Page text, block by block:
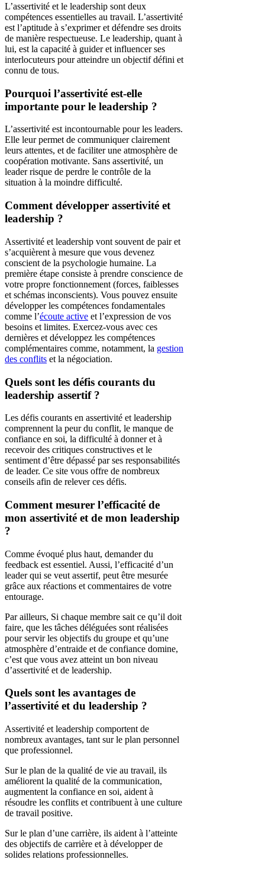
L’assertivité et le leadership sont deux
compétences essentielles au travail. L’assertivité
est l’aptitude à s’exprimer et défendre ses droits
de manière respectueuse. Le leadership, quant à
lui, est la capacité à guider et influencer ses
interlocuteurs pour atteindre un objectif défini et
connu de tous.
Pourquoi l’assertivité est-elle
importante pour le leadership ?
L’assertivité est incontournable pour les leaders.
Elle leur permet de communiquer clairement
leurs attentes, et de faciliter une atmosphère de
coopération motivante. Sans assertivité, un
leader risque de perdre le contrôle de la
situation à la moindre difficulté.
Comment développer assertivité et
leadership ?
Assertivité et leadership vont souvent de pair et
s’acquièrent à mesure que vous devenez
conscient de la psychologie humaine. La
première étape consiste à prendre conscience de
votre propre fonctionnement (forces, faiblesses
et schémas inconscients). Vous pouvez ensuite
développer les compétences fondamentales
comme l’écoute active et l’expression de vos
besoins et limites. Exercez-vous avec ces
dernières et développez les compétences
complémentaires comme, notamment, la gestion
des conflits et la négociation.
Quels sont les défis courants du
leadership assertif ?
Les défis courants en assertivité et leadership
comprennent la peur du conflit, le manque de
confiance en soi, la difficulté à donner et à
recevoir des critiques constructives et le
sentiment d’être dépassé par ses responsabilités
de leader. Ce site vous offre de nombreux
conseils afin de relever ces défis.
Comment mesurer l’efficacité de
mon assertivité et de mon leadership
?
Comme évoqué plus haut, demander du
feedback est essentiel. Aussi, l’efficacité d’un
leader qui se veut assertif, peut être mesurée
grâce aux réactions et commentaires de votre
entourage.
Par ailleurs, Si chaque membre sait ce qu’il doit
faire, que les tâches déléguées sont réalisées
pour servir les objectifs du groupe et qu’une
atmosphère d’entraide et de confiance domine,
c’est que vous avez atteint un bon niveau
d’assertivité et de leadership.
Quels sont les avantages de
l’assertivité et du leadership ?
Assertivité et leadership comportent de
nombreux avantages, tant sur le plan personnel
que professionnel.
Sur le plan de la qualité de vie au travail, ils
améliorent la qualité de la communication,
augmentent la confiance en soi, aident à
résoudre les conflits et contribuent à une culture
de travail positive.
Sur le plan d’une carrière, ils aident à l’atteinte
des objectifs de carrière et à développer de
solides relations professionnelles.